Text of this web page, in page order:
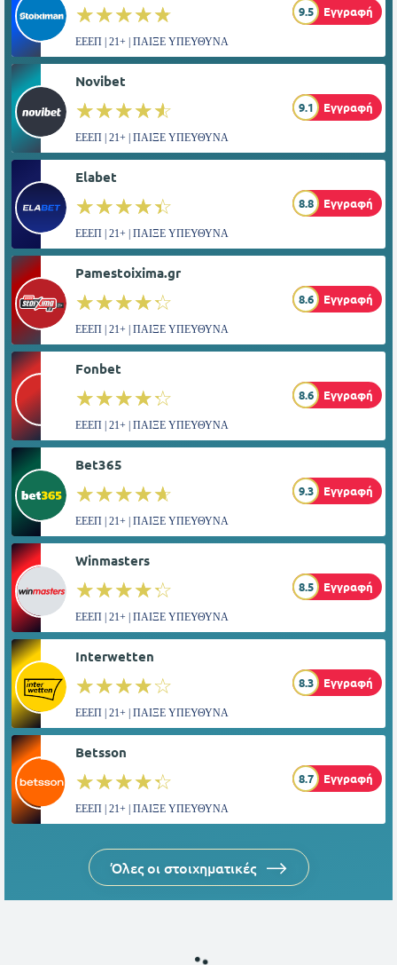
☆☆☆☆☆
★★★★★ 9.5 Εγγραφή
ΕΕΕΠ | 21+ | ΠΑΙΞΕ ΥΠΕΥΘΥΝΑ
Novibet
☆☆☆☆☆
★★★★★ 9.1 Εγγραφή
ΕΕΕΠ | 21+ | ΠΑΙΞΕ ΥΠΕΥΘΥΝΑ
Elabet
☆☆☆☆☆
★★★★★ 8.8 Εγγραφή
ΕΕΕΠ | 21+ | ΠΑΙΞΕ ΥΠΕΥΘΥΝΑ
Pamestoixima.gr
☆☆☆☆☆
★★★★★ 8.6 Εγγραφή
ΕΕΕΠ | 21+ | ΠΑΙΞΕ ΥΠΕΥΘΥΝΑ
Fonbet
☆☆☆☆☆
★★★★★ 8.6 Εγγραφή
ΕΕΕΠ | 21+ | ΠΑΙΞΕ ΥΠΕΥΘΥΝΑ
Bet365
☆☆☆☆☆
★★★★★ 9.3 Εγγραφή
ΕΕΕΠ | 21+ | ΠΑΙΞΕ ΥΠΕΥΘΥΝΑ
Winmasters
☆☆☆☆☆
★★★★★ 8.5 Εγγραφή
ΕΕΕΠ | 21+ | ΠΑΙΞΕ ΥΠΕΥΘΥΝΑ
Interwetten
☆☆☆☆☆
★★★★★ 8.3 Εγγραφή
ΕΕΕΠ | 21+ | ΠΑΙΞΕ ΥΠΕΥΘΥΝΑ
Betsson
☆☆☆☆☆
★★★★★ 8.7 Εγγραφή
ΕΕΕΠ | 21+ | ΠΑΙΞΕ ΥΠΕΥΘΥΝΑ
Όλες οι στοιχηματικές